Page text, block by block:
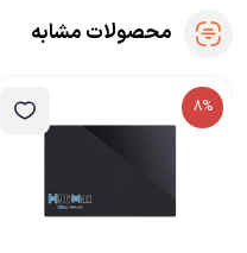
محصولات مشابه
8%